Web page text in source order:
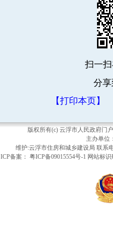
扫一
分
【打印本页】
版权所有(c) 云浮市人民政府
主办单
维护:云浮市住房和城乡建设局 联系
ICP备案： 粤ICP备09015554号-1 网站标